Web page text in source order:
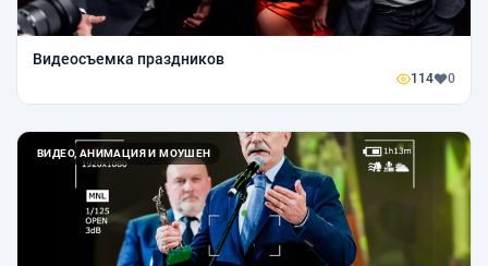
Видеосъемка праздников
114 0
ВИДЕО, АНИМАЦИЯ И МОУШЕН